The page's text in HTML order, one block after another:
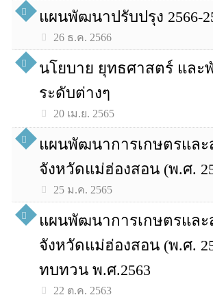
แผนพัฒนาปรับปรุง 2566-
26 ธ.ค. 2566
นโยบาย ยุทธศาสตร์ แล
ระดับต่างๆ
20 เม.ย. 2565
แผนพัฒนาการเกษตรแล
จังหวัดแม่ฮ่องสอน (พ.ศ.
25 ม.ค. 2565
แผนพัฒนาการเกษตรแล
จังหวัดแม่ฮ่องสอน (พ.ศ.
ทบทวน พ.ศ.2563
22 ต.ค. 2563